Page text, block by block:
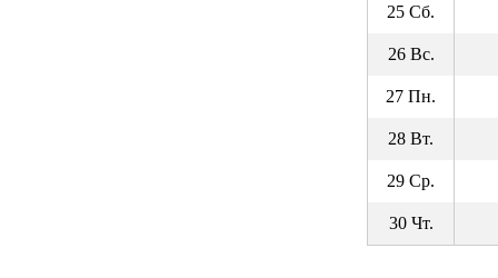
25 Сб.
26 Вс.
27 Пн.
28 Вт.
29 Ср.
30 Чт.